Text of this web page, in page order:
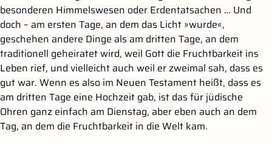
besonderen Himmelswesen oder Erdentatsachen … Und
doch – am ersten Tage, an dem das Licht »wurde«,
geschehen andere Dinge als am dritten Tage, an dem
traditionell geheiratet wird, weil Gott die Fruchtbarkeit ins
Leben rief, und vielleicht auch weil er zweimal sah, dass es
gut war. Wenn es also im Neuen Testament heißt, dass es
am dritten Tage eine Hochzeit gab, ist das für jüdische
Ohren ganz einfach am Dienstag, aber eben auch an dem
Tag, an dem die Fruchtbarkeit in die Welt kam.